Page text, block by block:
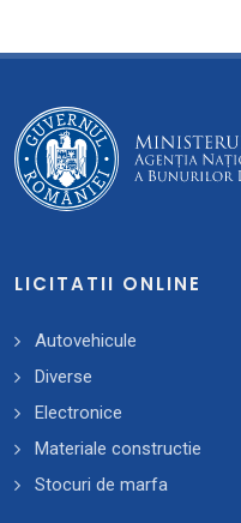
LICITATII ONLINE
Autovehicule
Diverse
Electronice
Materiale constructie
Stocuri de marfa